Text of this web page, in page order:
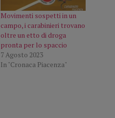
Movimenti sospetti in un
campo, i carabinieri trovano
oltre un etto di droga
pronta per lo spaccio
7 Agosto 2023
In "Cronaca Piacenza"